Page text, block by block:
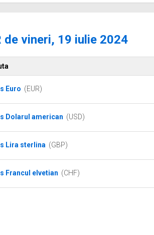
de vineri, 19 iulie 2024
Euro (EUR)
Dolarul american (USD)
Lira sterlina (GBP)
Francul elvetian (CHF)